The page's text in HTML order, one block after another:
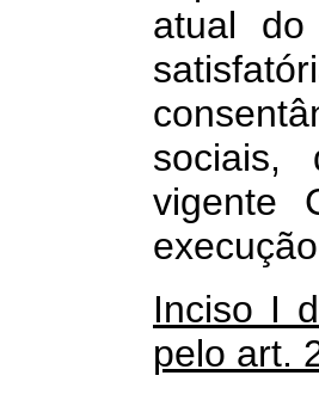
atual
sociais,
vigente
Inciso I
pelo art.